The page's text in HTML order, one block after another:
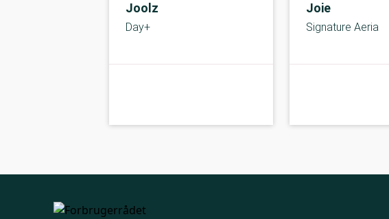
Joolz
Day+
Joie
Signature Aeria